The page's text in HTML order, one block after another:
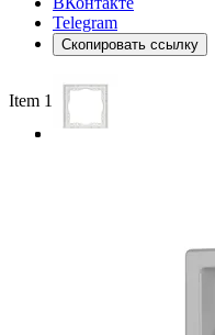
Telegram
Скопировать ссылку
Item 1 of 3